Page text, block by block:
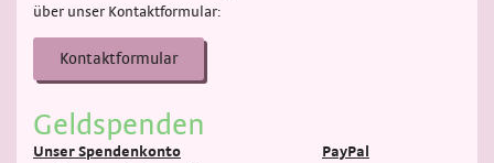
über unser Kontaktformular:
Kontaktformular
Geldspenden
Unser Spendenkonto
PayPal